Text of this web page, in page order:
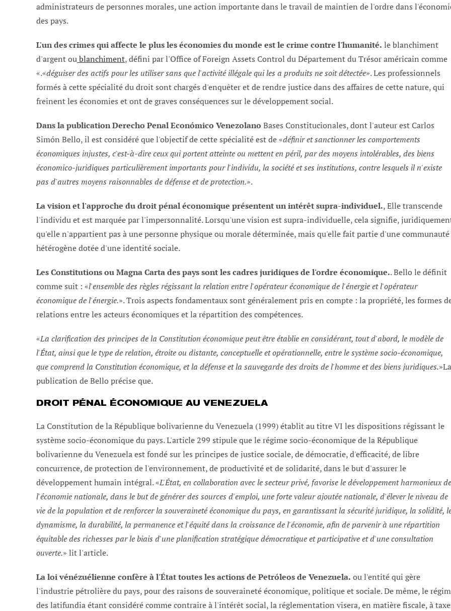
administrateurs de personnes morales, une action importante dans le travail de maintien de l'ordre dans
des pays.
L'un des crimes qui affecte le plus les économies du monde est le crime contre l'humanité. le blanchiment
d'argent oublanchiment, défini par l'Office of Foreign Assets Control du Département du Trésor américain comme
«.«déguiser des actifs pour les utiliser sans que l'activité illégale qui les a produits ne soit détectée». Les professionnels
formés à cette spécialité du droit sont chargés d'enquêter et de rendre justice dans des affaires de cette nature, qui
freinent les économies et ont de graves conséquences sur le développement social.
Dans la publication Derecho Penal Económico Venezolano Bases Constitucionales, dont l'auteur est Carlos
Simón Bello, il est considéré que l'objectif de cette spécialité est de «définir et sanctionner les comportements
économiques injustes, c'est-à-dire ceux qui portent atteinte ou mettent en péril, par des moyens intolérables, des biens
économico-juridiques particulièrement importants pour l'individu, la société et ses institutions, contre lesquels il n'existe
pas d'autres moyens raisonnables de défense et de protection.».
La vision et l'approche du droit pénal économique présentent un intérêt supra-individuel., Elle transcende
l'individu et est marquée par l'impersonnalité. Lorsqu'une vision est supra-individuelle, cela signifie,
qu'elle n'appartient pas à une personne physique ou morale déterminée, mais qu'elle fait partie d'une communauté
hétérogène dotée d'une identité sociale.
Les Constitutions ou Magna Carta des pays sont les cadres juridiques de l'ordre économique.. Bello le définit
comme suit : «l'ensemble des règles régissant la relation entre l'opérateur économique de l'énergie et l'opérateur
économique de l'énergie.». Trois aspects fondamentaux sont généralement pris en compte : la propriété, les formes
relations entre les acteurs économiques et la répartition des compétences.
«La clarification des principes de la Constitution économique peut être établie en considérant, tout d'abord, le modèle de
l'État, ainsi que le type de relation, étroite ou distante, conceptuelle et opérationnelle, entre le système socio-économique,
que comprend la Constitution économique, et la défense et la sauvegarde des droits de l'homme et des biens juridiques.»La
publication de Bello précise que.
DROIT PÉNAL ÉCONOMIQUE AU VENEZUELA
La Constitution de la République bolivarienne du Venezuela (1999) établit au titre VI les dispositions régissant le
système socio-économique du pays. L'article 299 stipule que le régime socio-économique de la République
bolivarienne du Venezuela est fondé sur les principes de justice sociale, de démocratie, d'efficacité, de libre
concurrence, de protection de l'environnement, de productivité et de solidarité, dans le but d'assurer le
développement humain intégral. «L'État, en collaboration avec le secteur privé, favorise le développement harmonieux de
l'économie nationale, dans le but de générer des sources d'emploi, une forte valeur ajoutée nationale, d'élever le niveau de
vie de la population et de renforcer la souveraineté économique du pays, en garantissant la sécurité juridique, la solidité,
dynamisme, la durabilité, la permanence et l'équité dans la croissance de l'économie, afin de parvenir à une répartition
équitable des richesses par le biais d'une planification stratégique démocratique et participative et d'une consultation
ouverte.» lit l'article.
La loi vénézuélienne confère à l'État toutes les actions de Petróleos de Venezuela. ou l'entité qui gère
l'industrie pétrolière du pays, pour des raisons de souveraineté économique, politique et sociale. De même, le
des latifundia étant considéré comme contraire à l'intérêt social, la réglementation visera, en matière fiscale, à